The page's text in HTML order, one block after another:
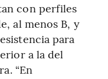
con perfiles
al menos B, y
para
a la del
“En